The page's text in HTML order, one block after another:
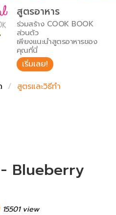
รตวง
ตถุดิบ
สูตรอาหาร
ร่วมสร้าง COOK BOOK
ส่วนตัว
เพียงแนะนำสูตรอาหารของ
คุณที่นี่
เริ่มเลย!
สูตรและวิธีทำ
- Blueberry
15501 view